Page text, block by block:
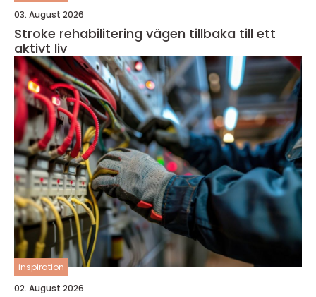
03. August 2026
Stroke rehabilitering vägen tillbaka till ett
aktivt liv
inspiration
02. August 2026